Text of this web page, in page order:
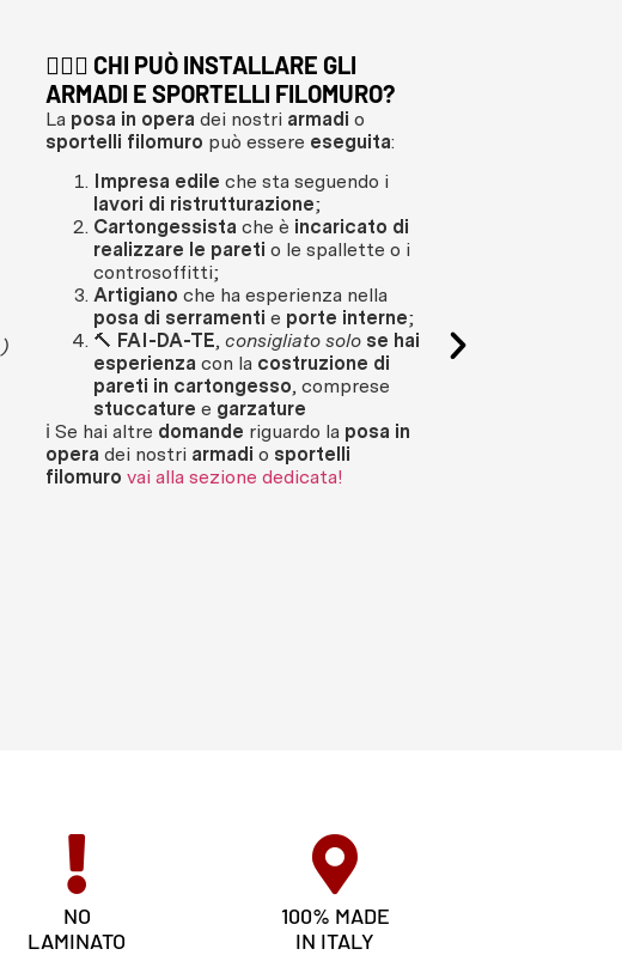
)
👷🏼‍♂️ CHI PUÒ INSTALLARE GLI
ARMADI E SPORTELLI FILOMURO?
La posa in opera dei nostri armadi o
sportelli filomuro può essere eseguita:
Impresa edile che sta seguendo i
lavori di ristrutturazione;
Cartongessista che è incaricato di
realizzare le pareti o le spallette o i
controsoffitti;
Artigiano che ha esperienza nella
posa di serramenti e porte interne;
🔨 FAI-DA-TE, consigliato solo se hai
esperienza con la costruzione di
pareti in cartongesso, comprese
stuccature e garzature
ℹ️ Se hai altre domande riguardo la posa in
opera dei nostri armadi o sportelli
filomuro vai alla sezione dedicata!
NO
LAMINATO
100% MADE
IN ITALY